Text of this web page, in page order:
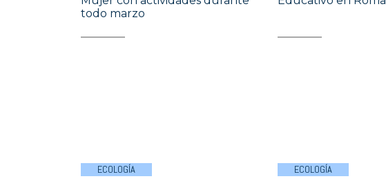
todo marzo
ECOLOGÍA ECOLOGÍA